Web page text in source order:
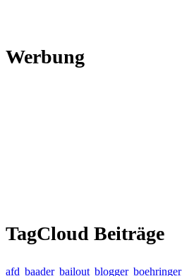
Werbung
TagCloud Beiträge
afd baader bailout blogger boehringer